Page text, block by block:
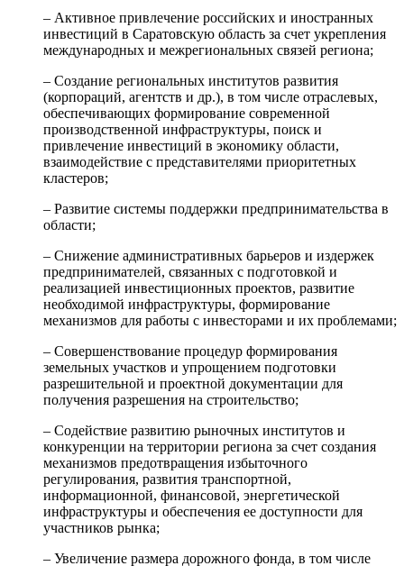
– Активное привлечение российских и иностранных
инвестиций в Саратовскую область за счет укрепления
международных и межрегиональных связей региона;
– Создание региональных институтов развития
(корпораций, агентств и др.), в том числе отраслевых,
обеспечивающих формирование современной
производственной инфраструктуры, поиск и
привлечение инвестиций в экономику области,
взаимодействие с представителями приоритетных
кластеров;
– Развитие системы поддержки предпринимательства в
области;
– Снижение административных барьеров и издержек
предпринимателей, связанных с подготовкой и
реализацией инвестиционных проектов, развитие
необходимой инфраструктуры, формирование
механизмов для работы с инвесторами и их проблемами;
– Совершенствование процедур формирования
земельных участков и упрощением подготовки
разрешительной и проектной документации для
получения разрешения на строительство;
– Содействие развитию рыночных институтов и
конкуренции на территории региона за счет создания
механизмов предотвращения избыточного
регулирования, развития транспортной,
информационной, финансовой, энергетической
инфраструктуры и обеспечения ее доступности для
участников рынка;
– Увеличение размера дорожного фонда, в том числе